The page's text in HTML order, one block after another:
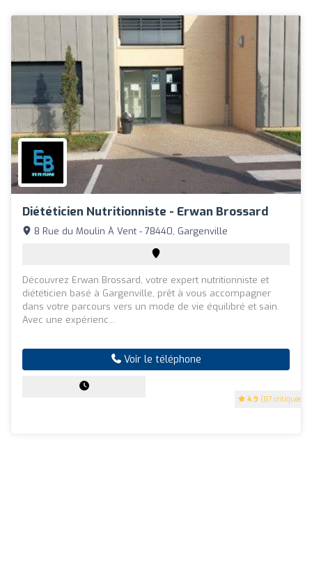
Diététicien Nutritionniste - Erwan Brossard
4.9 (87 critiques)
8 Rue du Moulin À Vent - 78440, Gargenville
Découvrez Erwan Brossard, votre expert nutritionniste et
diététicien basé à Gargenville, prêt à vous accompagner
dans votre parcours vers un mode de vie équilibré et sain.
Avec une expérienc...
Voir le téléphone